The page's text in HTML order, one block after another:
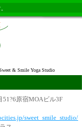
& Smile Yoga Studio
原宿MOAビル3F
sweet_smile_studio/